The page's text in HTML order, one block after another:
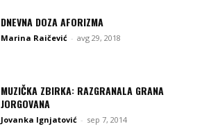
DNEVNA DOZA AFORIZMA
Marina Raičević - avg 29, 2018
MUZIČKA ZBIRKA: RAZGRANALA GRANA
JORGOVANA
Jovanka Ignjatović - sep 7, 2014